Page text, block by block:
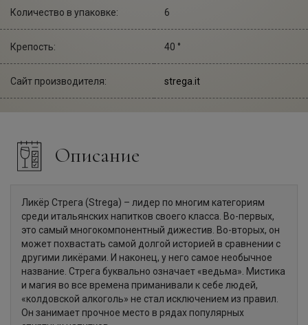
Количество в упаковке: 6
Крепость: 40 °
Сайт производителя: strega.it
Описание
Ликёр Стрега (Strega) – лидер по многим категориям
среди итальянских напитков своего класса. Во-первых,
это самый многокомпонентный дижестив. Во-вторых, он
может похвастать самой долгой историей в сравнении с
другими ликёрами. И наконец, у него самое необычное
название. Стрега буквально означает «ведьма». Мистика
и магия во все времена приманивали к себе людей,
«колдовской алкоголь» не стал исключением из правил.
Он занимает прочное место в рядах популярных